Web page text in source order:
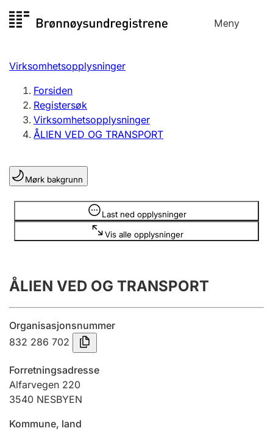
til
Meny
Registersøk
Aksjeselskap
Enkeltpersonforetak
Registrere, endre, slette
Lag og forening
Registrere, endre, slette
Innsending og forsinkelsesgebyr
Jeger
Virksomhetsopplysninger
Forsiden
Registersøk
Virksomhetsopplysninger
ÅLIEN VED OG TRANSPORT
Mørk bakgrunn
Last ned opplysninger
Vis alle opplysninger
Opplysninger er skjult
ÅLIEN VED OG TRANSPORT
Organisasjonsnummer
832 286 702
Forretningsadresse
Alfarvegen 220
3540 NESBYEN
Kommune, land